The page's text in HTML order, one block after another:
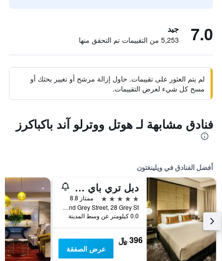
7.0 جيد
5,253 من التقييمات تم التحقق منها
لم يتم العثور على تقييمات. حاول إزالة مرشح أو تغيير بحثك أو
مسح كل شيء لعرض التقييمات.
فنادق مشابهة لـ هوتل ووترلو آند باكباكرز
أفضل الفنادق في ويلينغتون
دبل تري باي هيلتون ويلينغتون
5 نجوم
ممتاز 8.8
Corner of Lambton Quay And Grey Street, 28 Grey St, ويلينغتون, نيوزيلندا
0.0 كيلومتر عن وسط المدينة
396 ﷼
عرض الصفقة